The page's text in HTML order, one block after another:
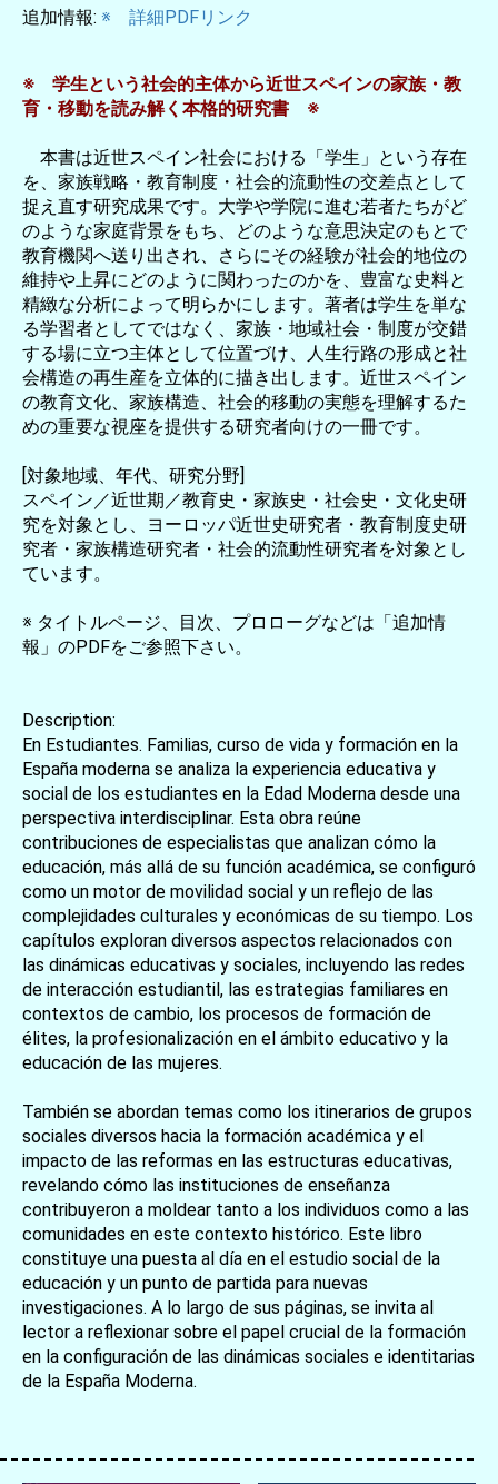
追加情報: ※ 詳細PDFリンク
※ 学生という社会的主体から近世スペインの家族・教
育・移動を読み解く本格的研究書 ※
本書は近世スペイン社会における「学生」という存在
を、家族戦略・教育制度・社会的流動性の交差点として
捉え直す研究成果です。大学や学院に進む若者たちがど
のような家庭背景をもち、どのような意思決定のもとで
教育機関へ送り出され、さらにその経験が社会的地位の
維持や上昇にどのように関わったのかを、豊富な史料と
精緻な分析によって明らかにします。著者は学生を単な
る学習者としてではなく、家族・地域社会・制度が交錯
する場に立つ主体として位置づけ、人生行路の形成と社
会構造の再生産を立体的に描き出します。近世スペイン
の教育文化、家族構造、社会的移動の実態を理解するた
めの重要な視座を提供する研究者向けの一冊です。
[対象地域、年代、研究分野]
スペイン／近世期／教育史・家族史・社会史・文化史研
究を対象とし、ヨーロッパ近世史研究者・教育制度史研
究者・家族構造研究者・社会的流動性研究者を対象とし
ています。
※ タイトルページ、目次、プロローグなどは「追加情
報」のPDFをご参照下さい。
Description:
En Estudiantes. Familias, curso de vida y formación en la
España moderna se analiza la experiencia educativa y
social de los estudiantes en la Edad Moderna desde una
perspectiva interdisciplinar. Esta obra reúne
contribuciones de especialistas que analizan cómo la
educación, más allá de su función académica, se configuró
como un motor de movilidad social y un reflejo de las
complejidades culturales y económicas de su tiempo. Los
capítulos exploran diversos aspectos relacionados con
las dinámicas educativas y sociales, incluyendo las redes
de interacción estudiantil, las estrategias familiares en
contextos de cambio, los procesos de formación de
élites, la profesionalización en el ámbito educativo y la
educación de las mujeres.
También se abordan temas como los itinerarios de grupos
sociales diversos hacia la formación académica y el
impacto de las reformas en las estructuras educativas,
revelando cómo las instituciones de enseñanza
contribuyeron a moldear tanto a los individuos como a las
comunidades en este contexto histórico. Este libro
constituye una puesta al día en el estudio social de la
educación y un punto de partida para nuevas
investigaciones. A lo largo de sus páginas, se invita al
lector a reflexionar sobre el papel crucial de la formación
en la configuración de las dinámicas sociales e identitarias
de la España Moderna.